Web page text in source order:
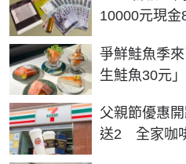
10000元現
爭鮮鮭魚季
生鮭魚30元
父親節優惠
送2 全家咖